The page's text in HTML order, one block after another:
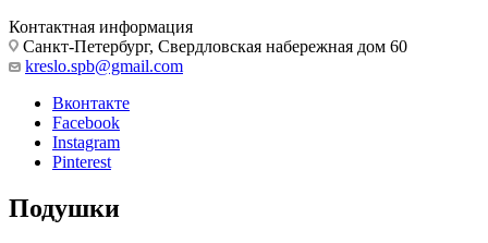
Контактная информация
Санкт-Петербург, Свердловская набережная дом 60
kreslo.spb@gmail.com
Вконтакте
Facebook
Instagram
Pinterest
Подушки